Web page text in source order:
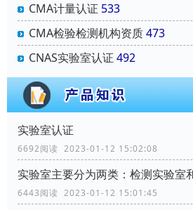
CMA计量认证 533
CMA检验检测机构资质473
CNAS实验室认证 492
实验室认证
6692阅读 2023-01-12 15:02:08
实验室主要分为两类：检测实验室
6443阅读 2023-01-12 15:01:45